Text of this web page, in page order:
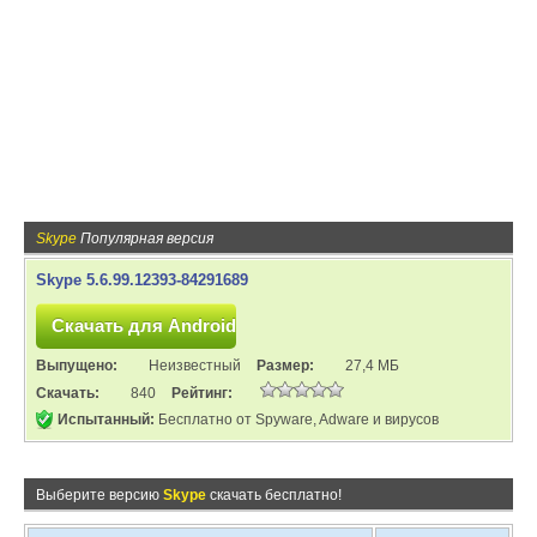
Skype Популярная версия
Skype 5.6.99.12393-84291689
Выпущено: Неизвестный Размер:
27,4 МБ
Скачать:
840
Рейтинг:
Испытанный: Бесплатно от Spyware, Adware и вирусов
Выберите версию Skype скачать бесплатно!